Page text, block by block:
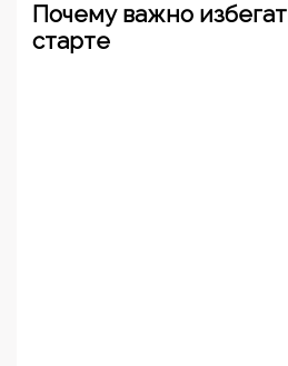
Почему важно
старте